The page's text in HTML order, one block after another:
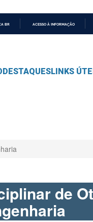
BR ACESSO À INFORMAÇÃO
DESTAQUESLINKS
de